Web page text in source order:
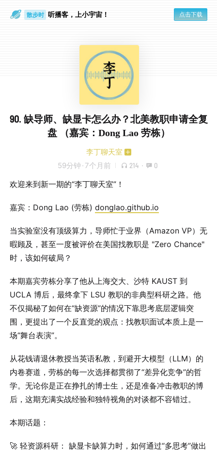
散步时 听播客，上小宇宙！ 点击下载
90. 缺导师、缺显卡怎么办？北美教职申请全复
盘 （嘉宾：Dong Lao 劳栋）
李丁聊天室
59分钟 · 7个月前 214 · 0
欢迎来到新一期的“李丁聊天室”！
嘉宾：Dong Lao (劳栋) donglao.github.io
当实验室没有顶级算力，导师忙于业界（Amazon VP）无
暇顾及，甚至一度被评价在美国找教职是 "Zero Chance"
时，该如何破局？
本期嘉宾劳栋分享了他从上海交大、沙特 KAUST 到
UCLA 博后，最终拿下 LSU 教职的非典型科研之路。他
不仅揭秘了如何在“缺资源”的情况下靠思考底层逻辑突
围，更提出了一个反直觉的观点：找教职面试本质上是一
场“舞台表演”。
从花钱请退休教授当英语私教，到避开大模型（LLM）的
内卷赛道，劳栋的每一次选择都贯彻了“差异化竞争”的哲
学。无论你是正在挣扎的博士生，还是准备冲击教职的博
后，这期充满实战经验和独特视角的对谈都不容错过。
本期话题：
🚀 轻资源科研： 缺显卡缺算力时，如何通过“多思考”做出